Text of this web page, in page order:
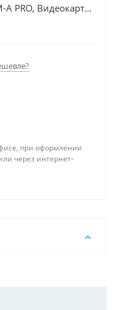
PRO, Видеокарта
64Gb, Диски SSD
при оформлении
через интернет-